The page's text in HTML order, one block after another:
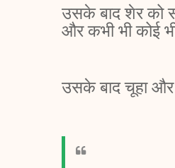
उसके बाद शेर को
और कभी भी कोई
उसके बाद चूहा